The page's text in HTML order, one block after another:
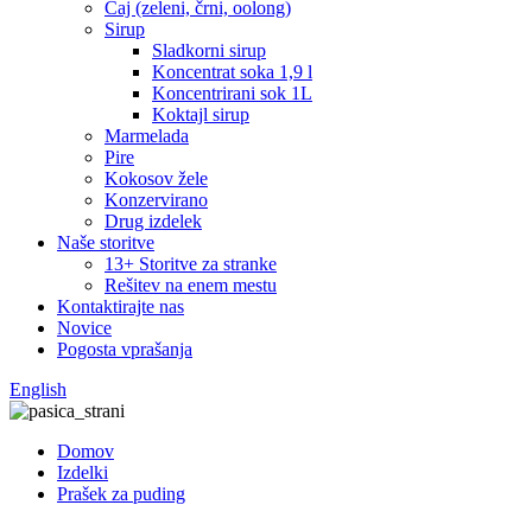
Čaj (zeleni, črni, oolong)
Sirup
Sladkorni sirup
Koncentrat soka 1,9 l
Koncentrirani sok 1L
Koktajl sirup
Marmelada
Pire
Kokosov žele
Konzervirano
Drug izdelek
Naše storitve
13+ Storitve za stranke
Rešitev na enem mestu
Kontaktirajte nas
Novice
Pogosta vprašanja
English
Domov
Izdelki
Prašek za puding